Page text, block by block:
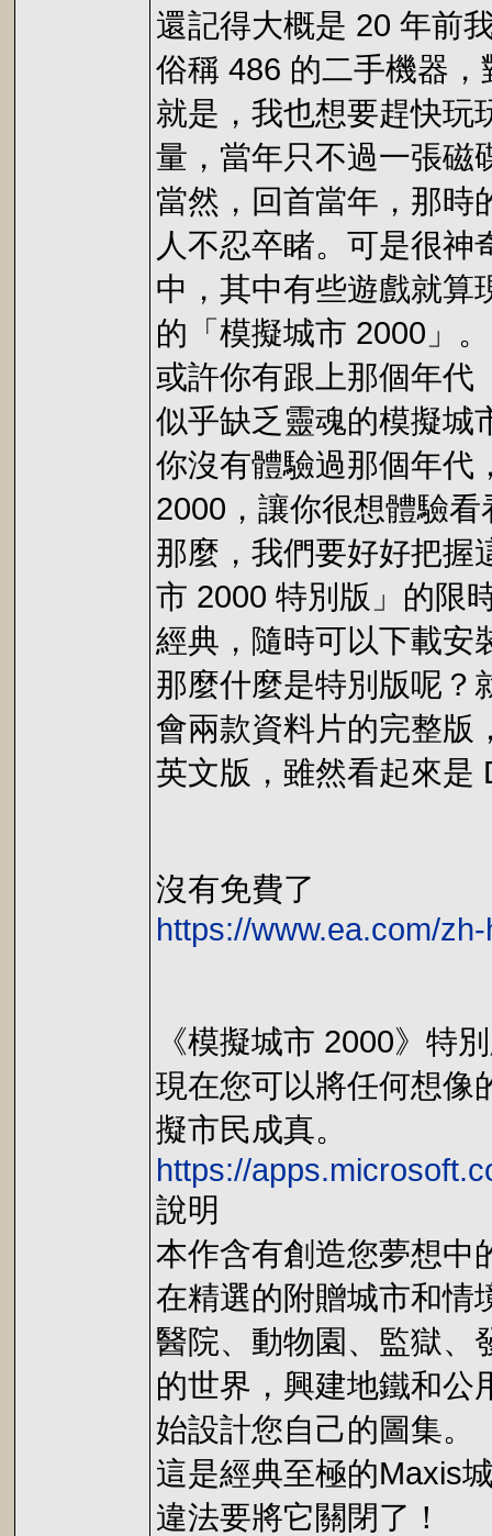
還記得大概是 20 年前
俗稱 486 的二手機器
就是，我也想要趕快玩
量，當年只不過一張磁
當然，回首當年，那時
人不忍卒睹。可是很
中，其中有些遊戲就算
的「模擬城市 2000」。
或許你有跟上那個年代
似乎缺乏靈魂的模擬城
你沒有體驗過那個年代
2000，讓你很想體驗看
那麼，我們要好好把握
市 2000 特別版」的限
經典，隨時可以下載安
那麼什麼是特別版呢？
會兩款資料片的完整版
英文版，雖然看起來是
沒有免費了
https://www.ea.com/
《模擬城市 2000》特
現在您可以將任何想像
擬市民成真。
https://
說明
本作含有創造您夢想中
在精選的附贈城市和情
醫院、動物園、監獄
的世界，興建地鐵和公
始設計您自己的圖集。
這是經典至極的Maxis
違法要將它關閉了！